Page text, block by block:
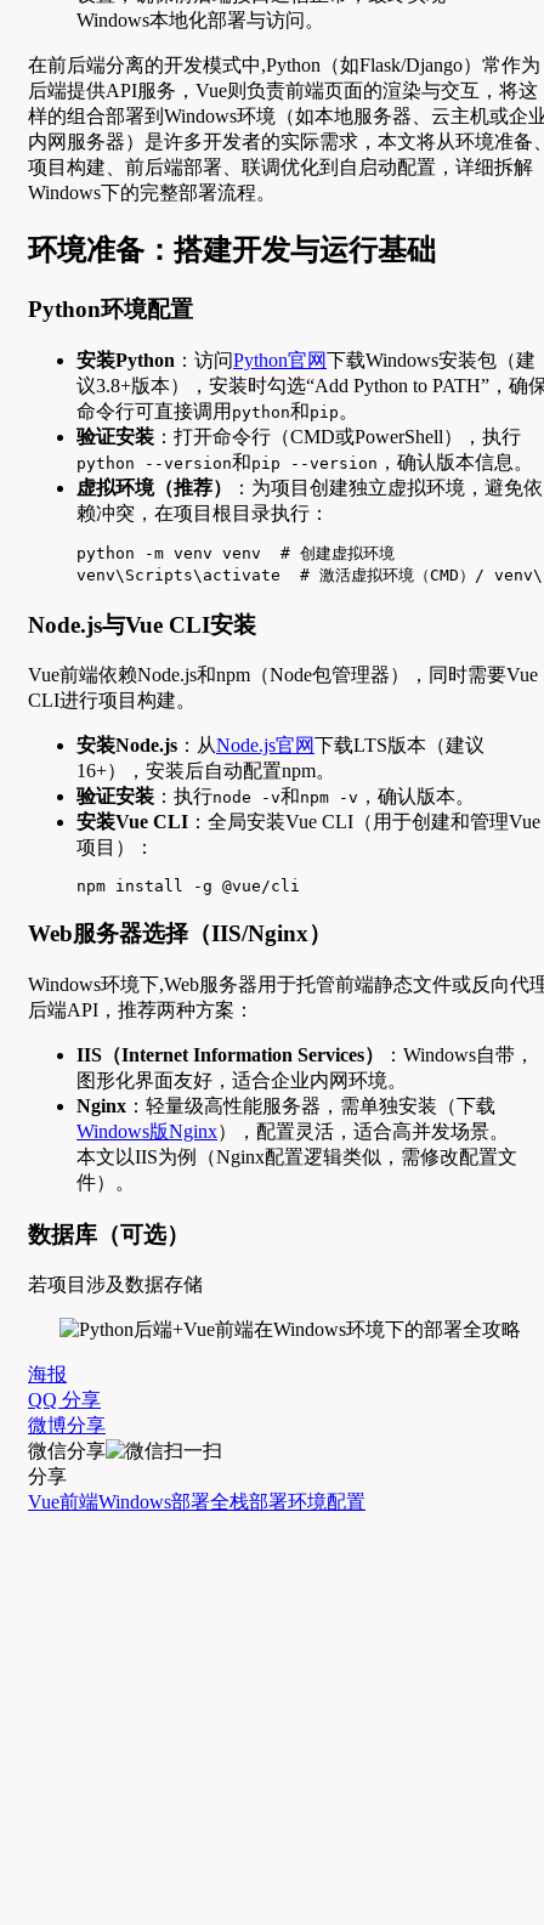
Windows本地化部署与访问。
在前后端分离的开发模式中,Python（如Flask/Django）常作为
后端提供API服务，Vue则负责前端页面的渲染与交互，将这
样的组合部署到Windows环境（如本地服务器、云主机或企
内网服务器）是许多开发者的实际需求，本文将从环境准备
项目构建、前后端部署、联调优化到自启动配置，详细拆解
Windows下的完整部署流程。
环境准备：搭建开发与运行基础
Python环境配置
安装Python ：访问Python官网下载Windows安装包（建
议3.8+版本），安装时勾选“Add Python to PATH”，确
命令行可直接调用 python和pip 。
验证安装 ：打开命令行（CMD或PowerShell），执行
python --version和pip --version ，确认版本信息。
虚拟环境（推荐）
：为项目创建独立虚拟环境，避免依
赖冲突，在项目根目录执行：
python -m venv venv  # 创建虚拟环境
venv\Scripts\activate  # 激活虚拟环境（CMD）/
Node.js与Vue CLI安装
Vue前端依赖Node.js和npm（Node包管理器），同时需要Vue
CLI进行项目构建。
安装Node.js ：从Node.js官网下载LTS版本（建议
16+），安装后自动配置npm。
验证安装 ：执行node -v和npm -v ，确认版本。
安装Vue CLI ：全局安装Vue CLI（用于创建和管理Vue
项目）：
npm install -g @vue/cli
Web服务器选择（IIS/Nginx）
Windows环境下,Web服务器用于托管前端静态文件或反向代
后端API，推荐两种方案：
IIS（Internet Information Services）
：Windows自带，
图形化界面友好，适合企业内网环境。
Nginx ：轻量级高性能服务器，需单独安装（下载
Windows版Nginx），配置灵活，适合高并发场景。
本文以IIS为例（Nginx配置逻辑类似，需修改配置文
件）。
数据库（可选）
若项目涉及数据存储
海报
QQ 分享
微博分享
微信分享
分享
Vue前端Windows部署全栈部署环境配置